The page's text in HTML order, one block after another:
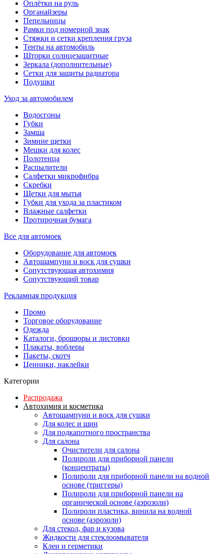
Оплётки на руль
Органайзеры
Пепельницы
Рамки под номерной знак
Стяжки и сетки крепления груза
Тенты на автомобиль
Шторки солнцезащитные
Зеркала (дополнительные)
Сетки для защиты радиатора
Подушки
Уход за автомобилем
Водосгоны
Губки
Замша
Зимние щетки
Мешки для колес
Полотенца
Распылители
Салфетки микрофибра
Скребки
Щетки для мытья
Губки для ухода за пластиком
Влажные салфетки
Протирочная бумага
Все для автомоек
Оборудование для автомоек
Автошампуни и воск для сушки
Сопутствующая автохимия
Сопутствующий товар
Рекламная продукция
Промо
Торговое оборудование
Одежда
Каталоги, брошюры и листовки
Плакаты, воблеры
Пакеты, скотч
Ценники, наклейки
Категории
Распродажа
Автохимия и косметика
Автошампуни и воск для сушки
Для колес и шин
Для подкапотного пространства
Для салона
Очистители для салона
Полироли для приборной панели
(концентраты)
Полироли для приборной панели на водной
основе (триггеры)
Полироли для приборной панели на
органической основе (аэрозоли)
Полироли пластика, винила на водной
основе (аэрозоли)
Для стекол, фар и кузова
Жидкости для стеклоомывателя
Клеи и герметики